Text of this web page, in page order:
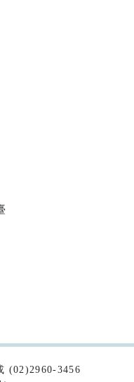
(02)2960-3456